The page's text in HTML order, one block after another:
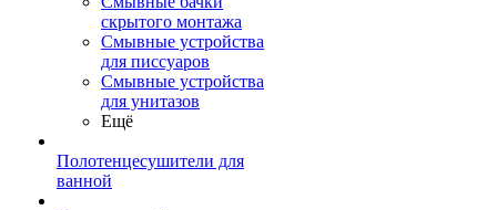
скрытого монтажа
Смывные устройства
для писсуаров
Смывные устройства
для унитазов
Ещё
Полотенцесушители для
ванной